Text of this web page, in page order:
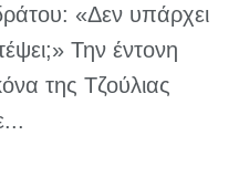
«Δεν υπάρχει
Την έντονη
της Τζούλιας